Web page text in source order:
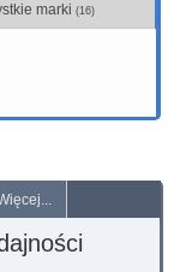
marki (16)